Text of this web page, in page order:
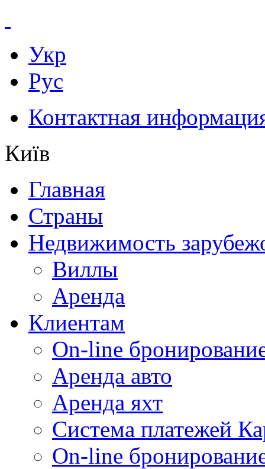
Укр
Рус
Контактная
Київ
Главная
Страны
Недвижимость
Виллы
Аренда
Клиентам
On-line
Аренда авто
Аренда яхт
Система платежей
On-line